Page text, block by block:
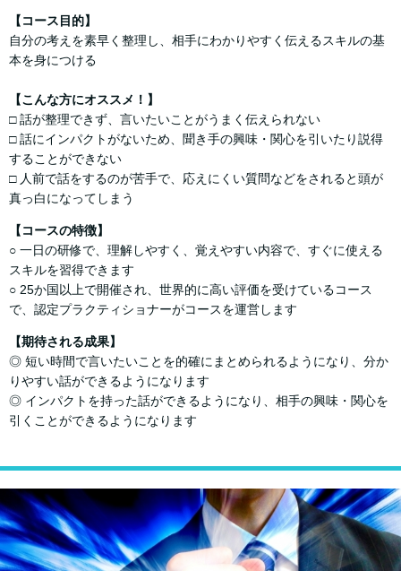
【コース⽬的】
⾃分の考えを素早く整理し、相⼿にわかりやすく伝えるスキルの基
本を⾝につける
【こんな方にオススメ！】
□ 話が整理できず、言いたいことがうまく伝えられない
□ 話にインパクトがないため、聞き手の興味・関心を引いたり説得
することができない
□ 人前で話をするのが苦手で、応えにくい質問などをされると頭が
真っ白になってしまう
【コースの特徴】
○ 一日の研修で、理解しやすく、覚えやすい内容で、すぐに使える
スキルを習得できます
○ 25か国以上で開催され、世界的に高い評価を受けているコース
で、認定プラクティショナーがコースを運営します
【期待される成果】
◎ 短い時間で⾔いたいことを的確にまとめられるようになり、分か
りやすい話ができるようになります
◎ インパクトを持った話ができるようになり、相⼿の興味・関⼼を
引くことができるようになります